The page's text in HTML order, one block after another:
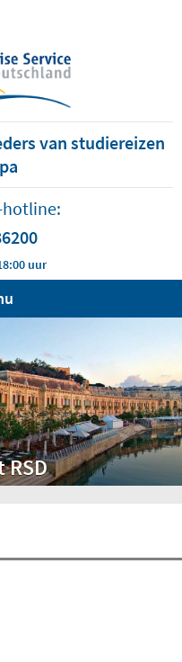
van studiereizen
hotline:
uur